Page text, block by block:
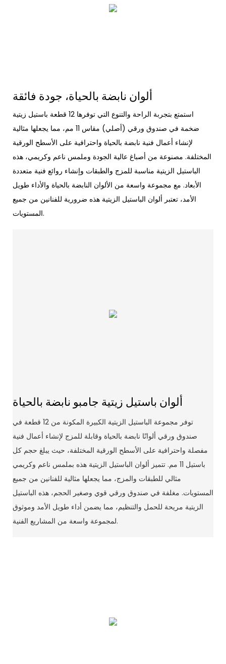
استمتع بتجربة الراحة والتنوع التي توفرها 12 قطعة باستيل زيتية
ضخمة في صندوق ورقي (أصلي) مقاس 11 مم، مما يجعلها مثالية
لإنشاء أعمال فنية نابضة بالحياة واحترافية على الأسطح الورقية
المختلفة. مصنوعة من أصباغ عالية الجودة وملمس ناعم وكريمي، هذه
الباستيل الزيتية مناسبة للمزج والطبقات وإنشاء روائع فنية متعددة
الأبعاد. مع مجموعة واسعة من الألوان النابضة بالحياة والأداء طويل
الأمد، تعتبر ألوان الباستيل الزيتية هذه ضرورية للفنانين من جميع
المستويات.
ألوان باستيل زيتية جامبو نابضة بالحياة
توفر مجموعة الباستيل الزيتية الكبيرة المكونة من 12 قطعة في
صندوق ورقي ألوانًا نابضة بالحياة وقابلة للمزج لإنشاء أعمال فنية
مفصلة واحترافية على الأسطح الورقية المختلفة، حيث يبلغ حجم كل
باستيل 11 مم. تتميز ألوان الباستيل الزيتية هذه بملمس ناعم وكريمي
مثالي للطبقات والمزج، مما يجعلها مثالية للفنانين من جميع
المستويات. مغلفة في صندوق ورقي قوي وصغير الحجم، هذه الباستيل
الزيتية مريحة للحمل والتنظيم، مما يضمن أداء طويل الأمد وموثوق
لمجموعة واسعة من المشاريع الفنية.